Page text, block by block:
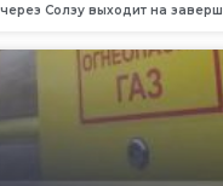
Солзу выходит на